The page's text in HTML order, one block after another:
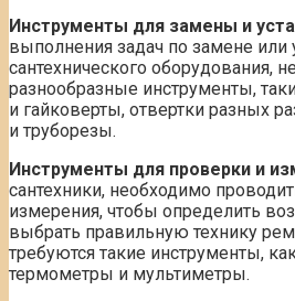
Инструменты для замены и
выполнения задач по замене или
сантехнического оборудования,
разнообразные инструменты,
и гайковерты, отвертки разных
и труборезы.
Инструменты для проверки и
сантехники, необходимо
измерения, чтобы определить
выбрать правильную технику
требуются такие инструменты,
термометры и мультиметры.